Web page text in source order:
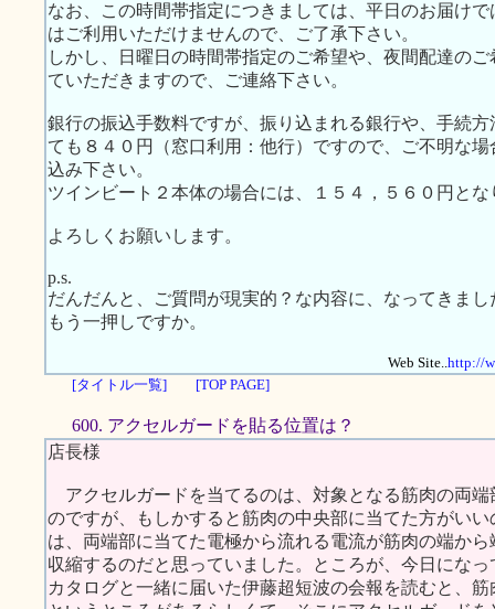
なお、この時間帯指定につきましては、平日のお届け
はご利用いただけませんので、ご了承下さい。
しかし、日曜日の時間帯指定のご希望や、夜間配達の
ていただきますので、ご連絡下さい。
銀行の振込手数料ですが、振り込まれる銀行や、手続
ても８４０円（窓口利用：他行）ですので、ご不明な
込み下さい。
ツインビート２本体の場合には、１５４，５６０円とな
よろしくお願いします。
p.s.
だんだんと、ご質問が現実的？な内容に、なってきまし
もう一押しですか。
Web Site..http://
[タイトル一覧]
[TOP PAGE]
600. アクセルガードを貼る位置は？
店長様
アクセルガードを当てるのは、対象となる筋肉の両端
のですが、もしかすると筋肉の中央部に当てた方がい
は、両端部に当てた電極から流れる電流が筋肉の端か
収縮するのだと思っていました。ところが、今日にな
カタログと一緒に届いた伊藤超短波の会報を読むと、